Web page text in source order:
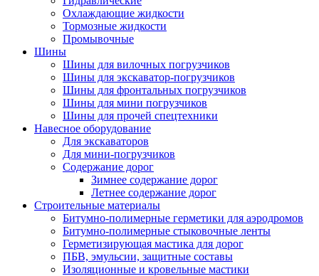
Охлаждающие жидкости
Тормозные жидкости
Промывочные
Шины
Шины для вилочных погрузчиков
Шины для экскаватор-погрузчиков
Шины для фронтальных погрузчиков
Шины для мини погрузчиков
Шины для прочей спецтехники
Навесное оборудование
Для экскаваторов
Для мини-погрузчиков
Содержание дорог
Зимнее содержание дорог
Летнее содержание дорог
Строительные материалы
Битумно-полимерные герметики для аэродромов
Битумно-полимерные стыковочные ленты
Герметизирующая мастика для дорог
ПБВ, эмульсии, защитные составы
Изоляционные и кровельные мастики